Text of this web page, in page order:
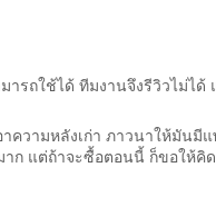
รถใช้ได้ ทีมงานจึงรีวิวไม่ได้
ความหลังเก่า ภาวนาให้มันมี
าก แต่ถ้าจะซื้อตอนนี้ ก็ขอให้คิ